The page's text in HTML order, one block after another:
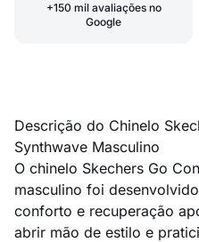
+150 mil avaliações no
Google
Descrição do Chinelo
Synthwave Masculino
O chinelo Skechers Go
masculino foi
conforto e recuperação
abrir mão de estilo e